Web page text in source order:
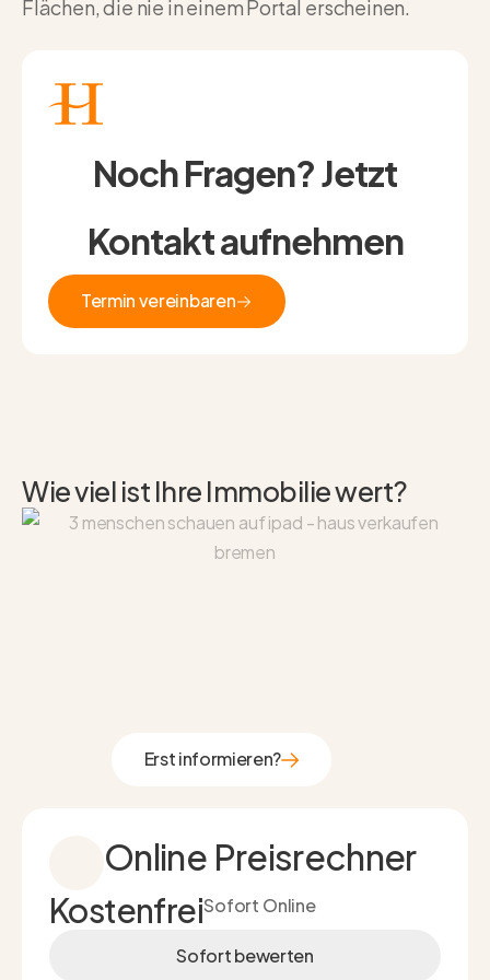
Flächen, die nie in einem Portal erscheinen.
Noch Fragen? Jetzt
Kontakt aufnehmen
Termin vereinbaren
Wie viel ist Ihre Immobilie wert?
Erst informieren?
Online Preisrechner
KostenfreiSofort Online
Sofort bewerten